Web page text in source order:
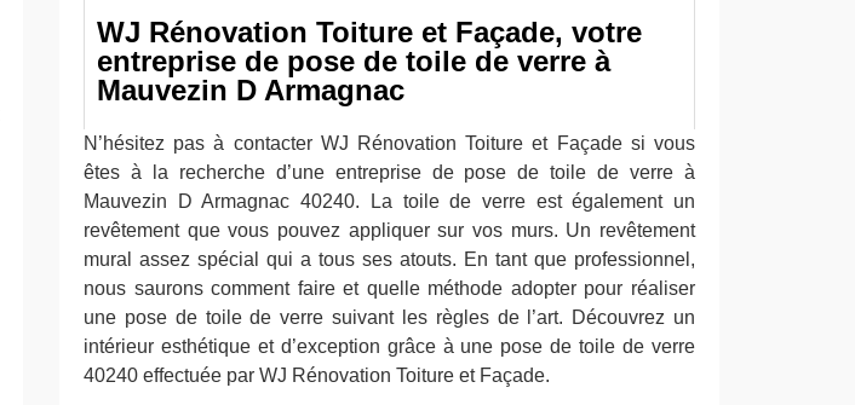
WJ Rénovation Toiture et Façade, votre
entreprise de pose de toile de verre à
Mauvezin D Armagnac
N’hésitez pas à contacter WJ Rénovation Toiture et Façade si vous
êtes à la recherche d’une entreprise de pose de toile de verre à
Mauvezin D Armagnac 40240. La toile de verre est également un
revêtement que vous pouvez appliquer sur vos murs. Un revêtement
mural assez spécial qui a tous ses atouts. En tant que professionnel,
nous saurons comment faire et quelle méthode adopter pour réaliser
une pose de toile de verre suivant les règles de l’art. Découvrez un
intérieur esthétique et d’exception grâce à une pose de toile de verre
40240 effectuée par WJ Rénovation Toiture et Façade.